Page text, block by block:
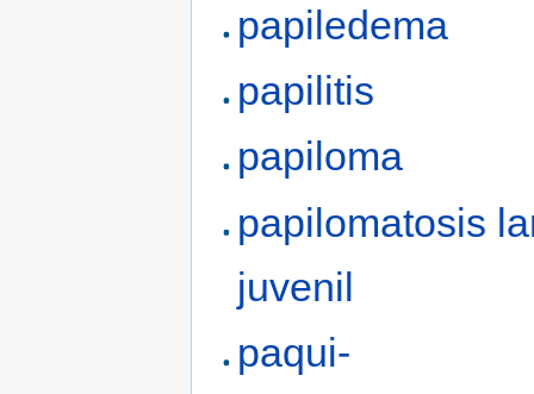
papiledema
papilitis
papiloma
papilomatosis
juvenil
paqui-